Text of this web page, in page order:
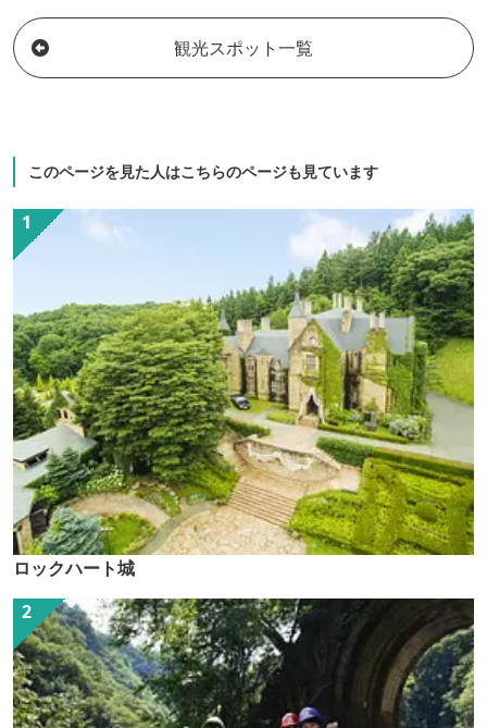
歩きでお出かけ下さい。
湯」を源泉か
階の展望大浴
見渡せ、四季の
観光スポット一覧
このページを見た人はこちらのページも見ています
ロックハート城